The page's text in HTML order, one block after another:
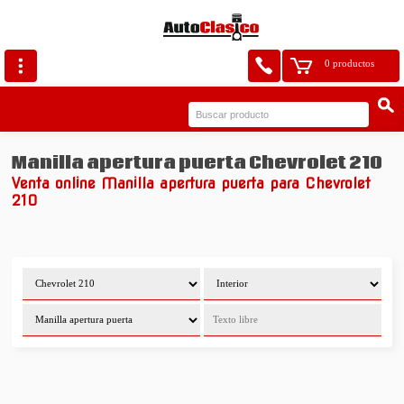
0 productos
Manilla apertura puerta Chevrolet 210
Venta online Manilla apertura puerta para Chevrolet
210